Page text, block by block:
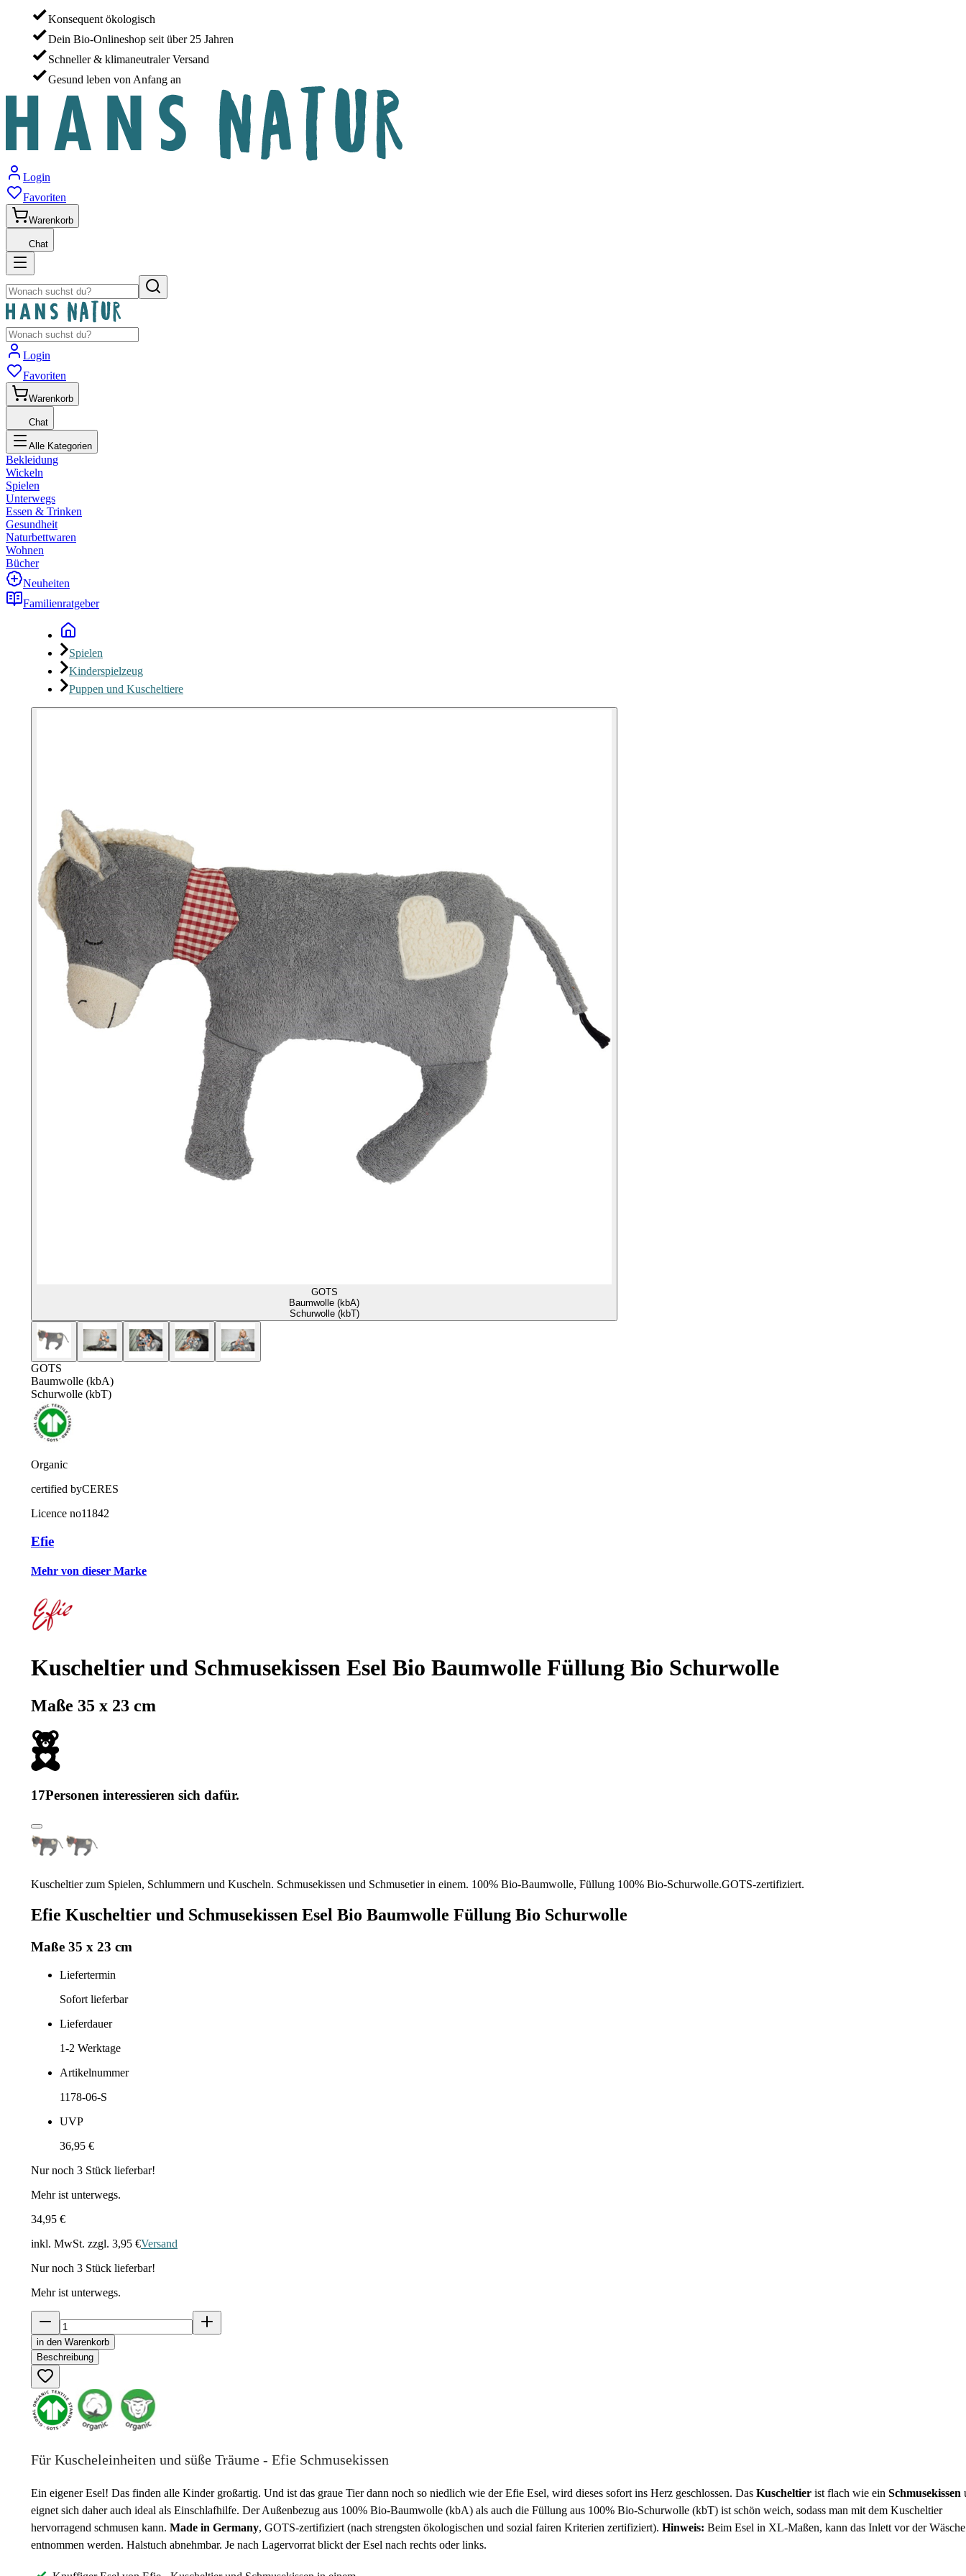
Konsequent ökologisch
Dein Bio-Onlineshop seit über 25 Jahren
Schneller & klimaneutraler Versand
Gesund leben von Anfang an
Login
Favoriten
Warenkorb
Chat
Login
Favoriten
Warenkorb
Chat
Alle Kategorien
Bekleidung
Wickeln
Spielen
Unterwegs
Essen & Trinken
Gesundheit
Naturbettwaren
Wohnen
Bücher
Neuheiten
Familienratgeber
Spielen
Kinderspielzeug
Puppen und Kuscheltiere
GOTS
Baumwolle (kbA)
Schurwolle (kbT)
GOTS
Baumwolle (kbA)
Schurwolle (kbT)
Organic
certified byCERES
Licence no11842
Efie
Mehr von dieser Marke
Kuscheltier und Schmusekissen Esel Bio Baumwolle Füllung Bio Schurwolle
Maße 35 x 23 cm
17Personen interessieren sich dafür.
Kuscheltier zum Spielen, Schlummern und Kuscheln. Schmusekissen und Schmusetier in einem. 100% Bio-Baumwolle, Füllung 100% Bio-Schurwolle.GOTS-zertifiziert.
Efie Kuscheltier und Schmusekissen Esel Bio Baumwolle Füllung Bio Schurwolle
Maße 35 x 23 cm
Liefertermin
Sofort lieferbar
Lieferdauer
1-2 Werktage
Artikelnummer
1178-06-S
UVP
36,95 €
Nur noch 3 Stück lieferbar!
Mehr ist unterwegs.
34,95 €
inkl. MwSt. zzgl. 3,95 €Versand
Nur noch 3 Stück lieferbar!
Mehr ist unterwegs.
in den Warenkorb
Beschreibung
Für Kuscheleinheiten und süße Träume - Efie Schmusekissen
Ein eigener Esel! Das finden alle Kinder großartig. Und ist das graue Tier dann noch so niedlich wie der Efie Esel, wird dieses sofort ins Herz geschlossen. Das Kuscheltier ist flach wie ein Schmusekissen
eignet sich daher auch ideal als Einschlafhilfe. Der Außenbezug aus 100% Bio-Baumwolle (kbA) als auch die Füllung aus 100% Bio-Schurwolle (kbT) ist schön weich, sodass man mit dem Kuscheltier
hervorragend schmusen kann. Made in Germany, GOTS-zertifiziert (nach strengsten ökologischen und sozial fairen Kriterien zertifiziert). Hinweis: Beim Esel in XL-Maßen, kann das Inlett vor der Wäsche
entnommen werden. Halstuch abnehmbar. Je nach Lagervorrat blickt der Esel nach rechts oder links.